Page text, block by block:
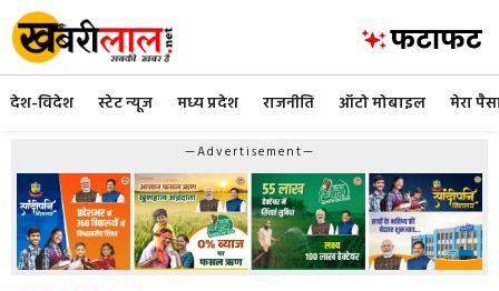
Skip
to
content
देश-विदेश स्टेट न्यूज मध्य प्रदेश राजनीति ऑटो मोबाइल मेरा
—Advertisement—